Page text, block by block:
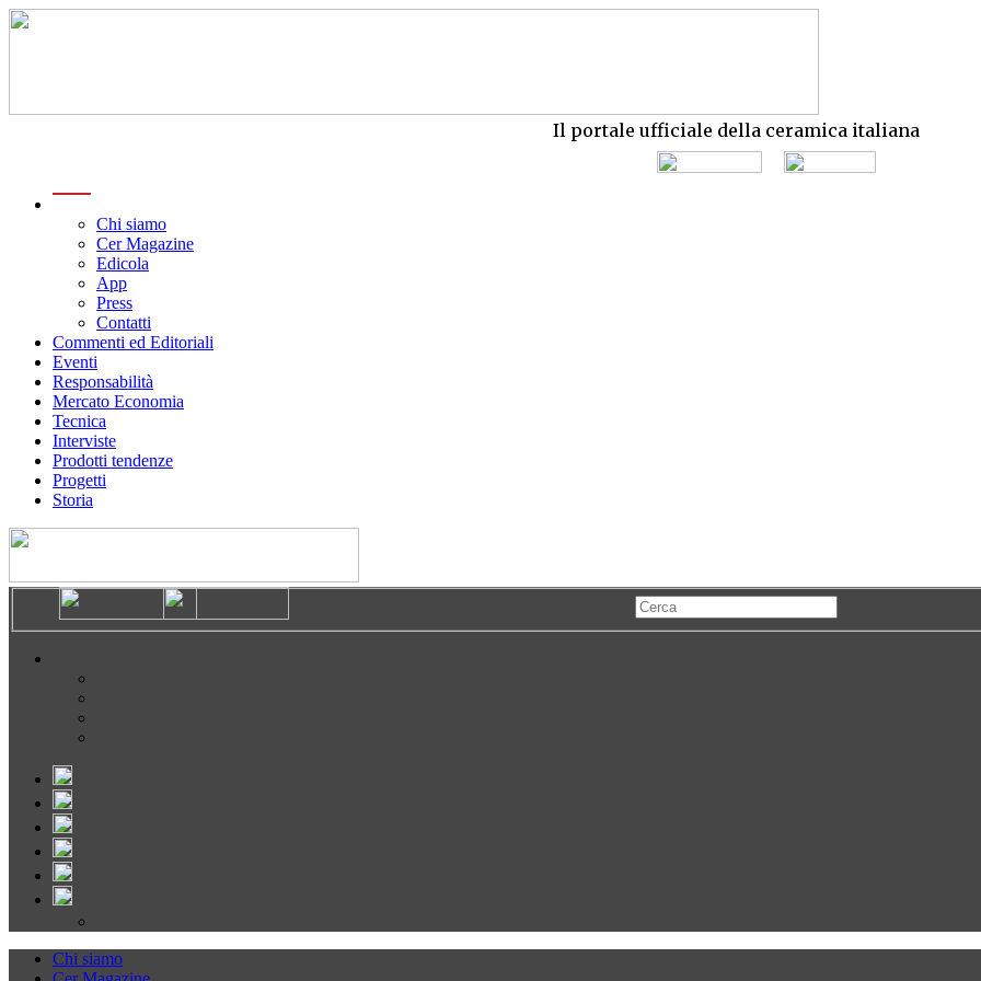
Il portale ufficiale della ceramica italiana
Chi siamo
Cer Magazine
Edicola
App
Press
Contatti
Commenti ed Editoriali
Eventi
Responsabilità
Mercato Economia
Tecnica
Interviste
Prodotti tendenze
Progetti
Storia
Chi siamo